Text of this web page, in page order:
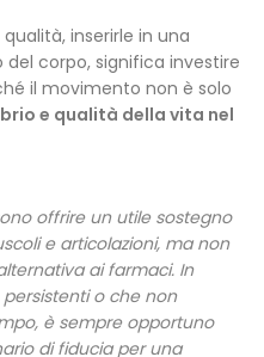
qualità, inserirle in una
corpo, significa investire
il movimento non è solo
e qualità della vita nel
offrire un utile sostegno
e articolazioni, ma non
ai farmaci. In
o che non
è sempre opportuno
di fiducia per una